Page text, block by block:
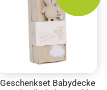
Geschenkset Babydecke